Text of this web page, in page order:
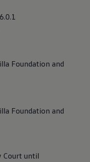
Foundation and
Foundation and
Court until